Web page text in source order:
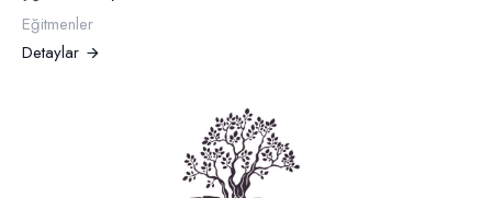
Eğitmenler
Detaylar